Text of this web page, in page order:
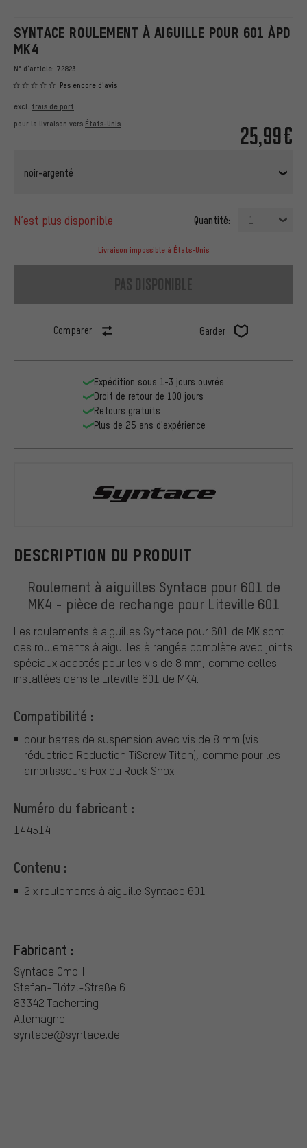
SYNTACE ROULEMENT À AIGUILLE POUR 601 ÀPD
MK4
N° d'article: 72823
Pas encore d'avis
25,99€
excl. frais de port
pour la livraison vers États-Unis
noir-argenté
n’est plus disponible Quantité: 1
Livraison impossible à États-Unis
pas disponible
Comparer Garder
DESCRIPTION DU PRODUIT
Roulement à aiguilles Syntace pour 601 de
MK4 - pièce de rechange pour Liteville 601
Les roulements à aiguilles Syntace pour 601 de MK sont
des roulements à aiguilles à rangée complète avec joints
spéciaux adaptés pour les vis de 8 mm, comme celles
installées dans le Liteville 601 de MK4.
Compatibilité :
pour barres de suspension avec vis de 8 mm (vis
réductrice Reduction TiScrew Titan), comme pour les
amortisseurs Fox ou Rock Shox
Numéro du fabricant :
144514
Contenu :
2 x roulements à aiguille Syntace 601
Fabricant :
Syntace GmbH
Stefan-Flötzl-Straße 6
83342 Tacherting
Allemagne
syntace@syntace.de
Expédition sous 1-3 jours ouvrés
Droit de retour de 100 jours
Retours gratuits
Plus de 25 ans d'expérience